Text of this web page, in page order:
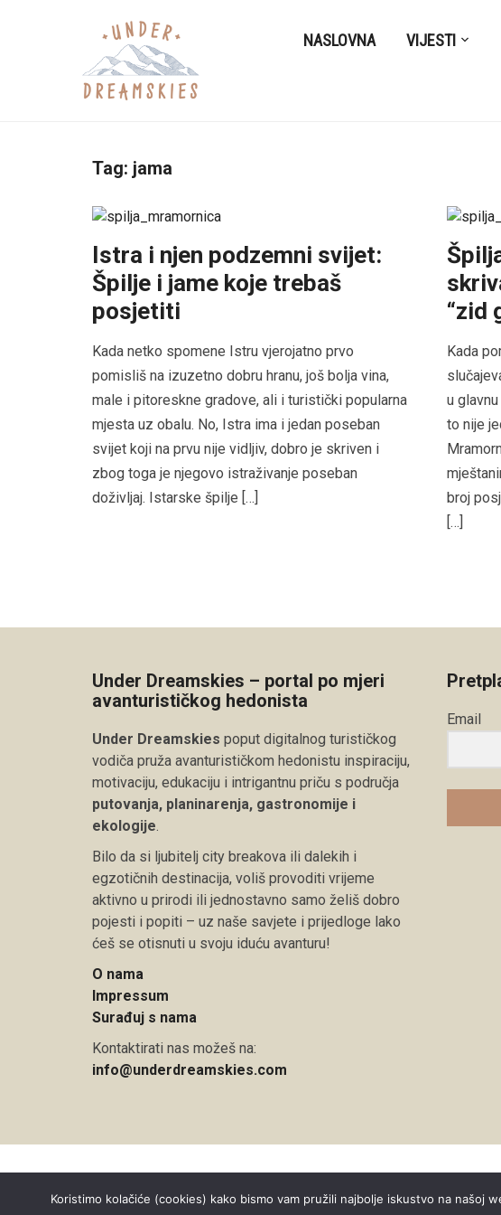
NASLOVNA VIJESTI
Tag: jama
Istra i njen podzemni svijet:
Špilje i jame koje trebaš
posjetiti
Kada netko spomene Istru vjerojatno prvo
pomisliš na izuzetno dobru hranu, još bolja vina,
male i pitoreskne gradove, ali i turistički popularna
mjesta uz obalu. No, Istra ima i jedan poseban
svijet koji na prvu nije vidljiv, dobro je skriven i
zbog toga je njegovo istraživanje poseban
doživljaj. Istarske špilje […]
“zid
Kada
u
to nije
broj
[…]
Under Dreamskies – portal po mjeri
avanturističkog hedonista
Under Dreamskies poput digitalnog turističkog
vodiča pruža avanturističkom hedonistu inspiraciju,
motivaciju, edukaciju i intrigantnu priču s područja
putovanja, planinarenja, gastronomije i
ekologije.
Bilo da si ljubitelj city breakova ili dalekih i
egzotičnih destinacija, voliš provoditi vrijeme
aktivno u prirodi ili jednostavno samo želiš dobro
pojesti i popiti – uz naše savjete i prijedloge lako
ćeš se otisnuti u svoju iduću avanturu!
O nama
Impressum
Surađuj s nama
Kontaktirati nas možeš na:
info@underdreamskies.com
Email
Koristimo kolačiće (cookies) kako bismo vam pružili najbolje iskustvo na